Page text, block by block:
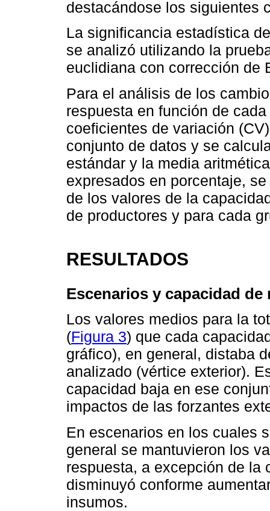
destacándose los siguientes
La significancia estadística
se analizó utilizando la
euclidiana con corrección de
Para el análisis de los
respuesta en función de
coeficientes de variación
conjunto de datos y se
estándar y la media
expresados en porcentaje,
de los valores de la
de productores y para cada
RESULTADOS
Escenarios y capacidad de
Los valores medios para la
(Figura 3) que cada
gráfico), en general, distaba
analizado (vértice exterior).
capacidad baja en ese
impactos de las forzantes
En escenarios en los cuales
general se mantuvieron los
respuesta, a excepción de la
disminuyó conforme
insumos.